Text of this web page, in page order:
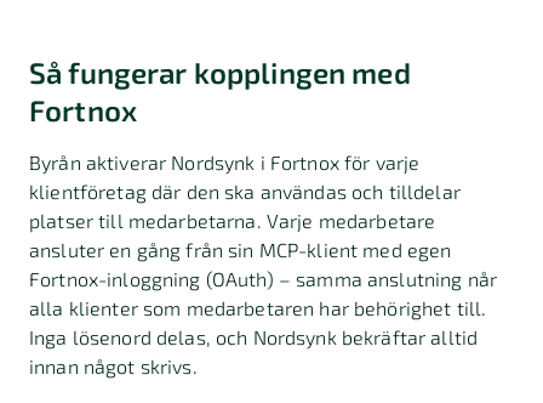
Så fungerar kopplingen med
Fortnox
Byrån aktiverar Nordsynk i Fortnox för varje
klientföretag där den ska användas och tilldelar
platser till medarbetarna. Varje medarbetare
ansluter en gång från sin MCP-klient med egen
Fortnox-inloggning (OAuth) – samma anslutning når
alla klienter som medarbetaren har behörighet till.
Inga lösenord delas, och Nordsynk bekräftar alltid
innan något skrivs.